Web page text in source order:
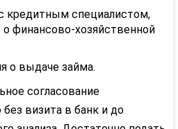
кредитным специалистом,
финансово-хозяйственной
о выдаче займа.
согласование
визита в банк и до